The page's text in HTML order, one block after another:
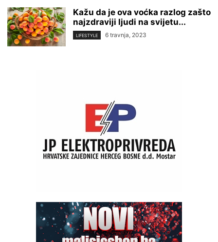
Kažu da je ova voćka razlog zašto
najzdraviji ljudi na svijetu...
LIFESTYLE 6 travnja, 2023